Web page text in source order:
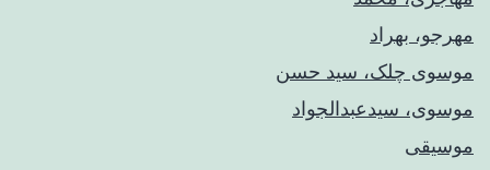
مهرجو، بهراد
موسوی چلک، سید حسن
موسوی، سیدعبدالجواد
موسیقی